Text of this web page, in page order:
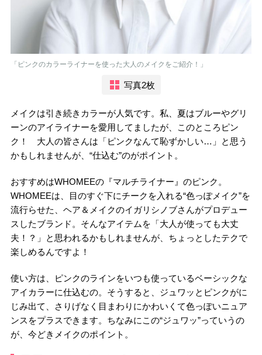
「ピンクのカラーライナーを使った大人のメイクをご紹介！」
写真2枚
メイクは引き続きカラーが人気です。私、夏はブルーやグリ
ーンのアイライナーを愛用してましたが、このところピン
ク！ 大人の皆さんは「ピンクなんて恥ずかしい…」と思う
かもしれませんが、“仕込む”のがポイント。
おすすめはWHOMEEの『マルチライナー』のピンク。
WHOMEEは、目のすぐ下にチークを入れる“色っぽメイク”を
流行らせた、ヘア＆メイクのイガリシノブさんがプロデュー
スしたブランド。そんなアイテムを「大人が使っても大丈
夫！？」と思われるかもしれませんが、ちょっとしたテクで
楽しめるんですよ！
使い方は、ピンクのラインをいつも使っているベーシックな
アイカラーに仕込むの。そうすると、ジュワッとピンクがに
じみ出て、さりげなく目まわりにかわいくて色っぽいニュア
ンスをプラスできます。ちなみにこの“ジュワッ”っていうの
が、今どきメイクのポイント。